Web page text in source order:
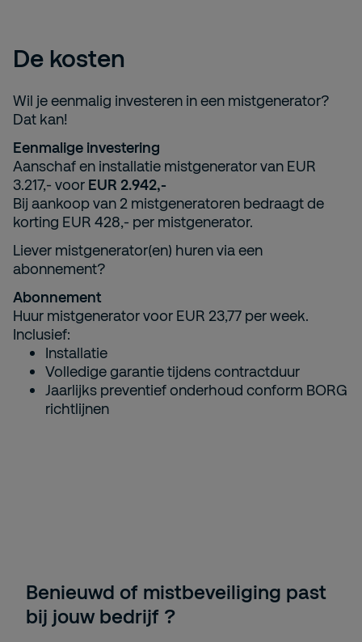
De kosten
Wil je eenmalig investeren in een mistgenerator?
Dat kan!
Eenmalige investering
Aanschaf en installatie mistgenerator van EUR
3.217,- voor EUR 2.942,-
Bij aankoop van 2 mistgeneratoren bedraagt de
korting EUR 428,- per mistgenerator.
Liever mistgenerator(en) huren via een
abonnement?
Abonnement
Huur mistgenerator voor EUR 23,77 per week.
Inclusief:
Installatie
Volledige garantie tijdens contractduur
Jaarlijks preventief onderhoud conform BORG
richtlijnen
Benieuwd of mistbeveiliging past
bij jouw bedrijf ?